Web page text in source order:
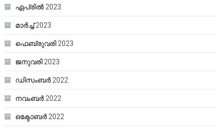
ഏപ്രിൽ 2023
മാർച്ച്‌ 2023
ഫെബ്രുവരി 2023
ജനുവരി 2023
ഡിസംബർ 2022
നവംബർ 2022
ഒക്ടോബർ 2022